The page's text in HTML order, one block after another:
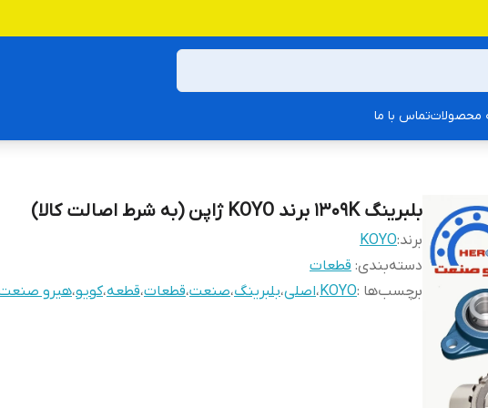
محصولاتتماس با ما
بلبرینگ 1309K برند KOYO ژاپن (به شرط اصالت کالا)
برند:KOYO
دسته‌بندی: قطعات
برچسب‌ها :KOYO،اصلی،بلبرینگ،صنعت،قطعات،قطعه،کویو،هیرو